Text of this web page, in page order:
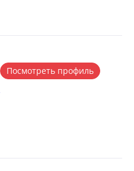
Посмотреть профиль